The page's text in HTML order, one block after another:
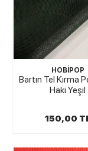
HOBİPOP
Bartın Tel Kırma
Haki Yeşil
150,00